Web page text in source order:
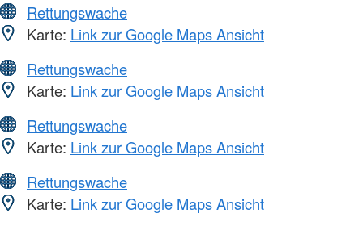
Rettungswache
Karte: Link zur Google Maps Ansicht
Rettungswache
Karte: Link zur Google Maps Ansicht
Rettungswache
Karte: Link zur Google Maps Ansicht
Rettungswache
Karte: Link zur Google Maps Ansicht